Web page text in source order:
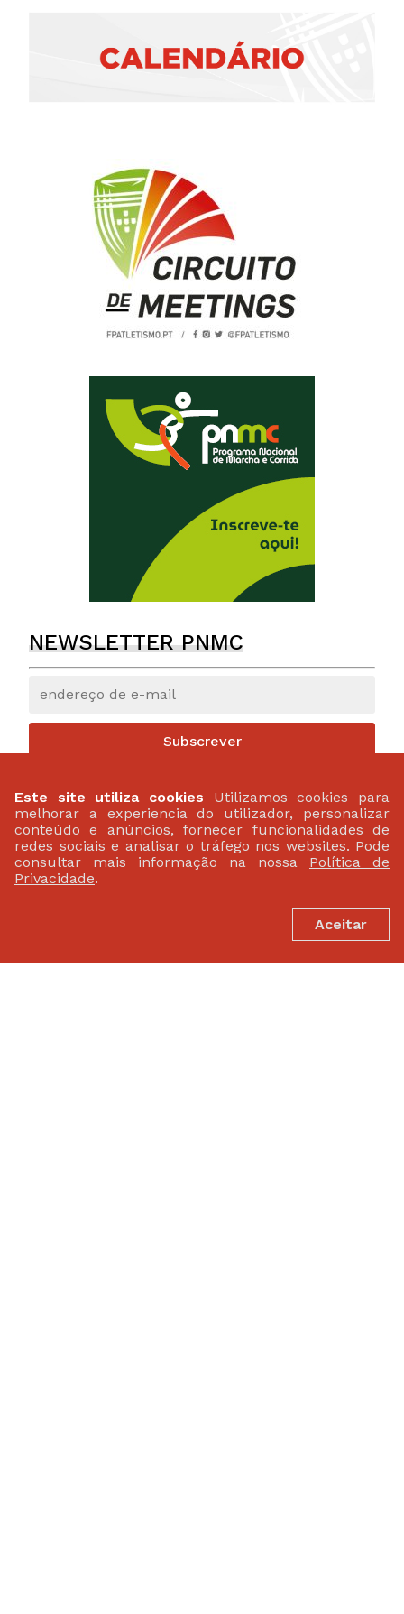
NEWSLETTER PNMC
Subscrever
Este site utiliza cookies Utilizamos cookies para
melhorar a experiencia do utilizador, personalizar
conteúdo e anúncios, fornecer funcionalidades de
redes sociais e analisar o tráfego nos websites. Pode
consultar mais informação na nossa Política de
Privacidade.
Aceitar